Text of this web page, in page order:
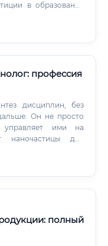
в образование
из смежной, но
→ доктор наук
с рядом других
профессия
дисциплин, без
Он не просто
ими на
наночастицы для
раньше любого
полный